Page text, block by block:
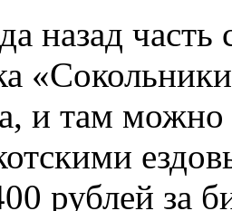
назад
и там
рублей за